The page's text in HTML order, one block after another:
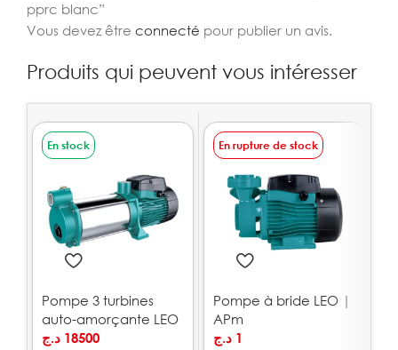
pprc blanc”
Vous devez être connecté pour publier un avis.
Produits qui peuvent vous intéresser
En stock
Pompe 3 turbines
auto-amorçante LEO
| ACSm100S
18500 د.ج
En rupture de stock
Pompe à bride LEO |
APm
1 د.ج